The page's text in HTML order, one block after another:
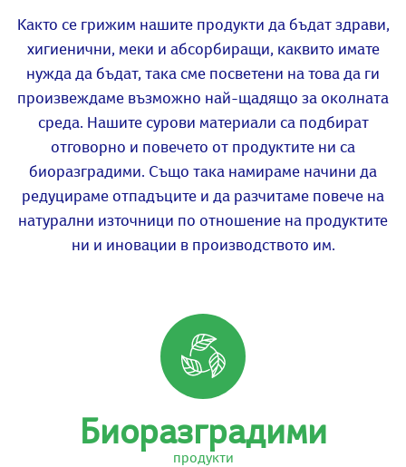
Както се грижим нашите продукти да бъдат здрави,
хигиенични, меки и абсорбиращи, каквито имате
нужда да бъдат, така сме посветени на това да ги
произвеждаме възможно най-щадящо за околната
среда. Нашите сурови материали са подбират
отговорно и повечето от продуктите ни са
биоразградими. Също така намираме начини да
редуцираме отпадъците и да разчитаме повече на
натурални източници по отношение на продуктите
ни и иновации в производството им.
Биоразградими
продукти